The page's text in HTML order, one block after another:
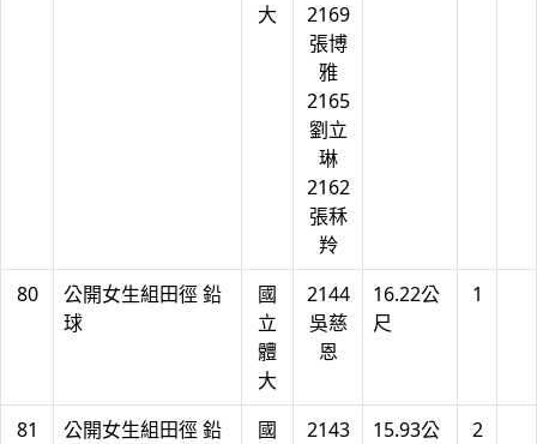
大
2169
張博
雅
2165
劉立
琳
2162
張秝
羚
80
公開女生組田徑 鉛
球
國
立
體
大
2144
吳慈
恩
16.22公
尺
1
81
公開女生組田徑 鉛
國
2143
15.93公
2